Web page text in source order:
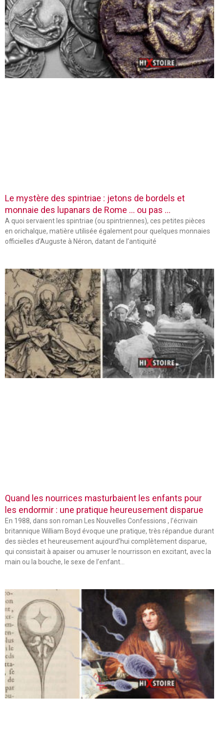
Le mystère des spintriae : jetons de bordels et
monnaie des lupanars de Rome … ou pas …
A quoi servaient les spintriae (ou spintriennes), ces petites pièces
en orichalque, matière utilisée également pour quelques monnaies
officielles d’Auguste à Néron, datant de l’antiquité
Quand les nourrices masturbaient les enfants pour
les endormir : une pratique heureusement disparue
En 1988, dans son roman Les Nouvelles Confessions , l’écrivain
britannique William Boyd évoque une pratique, très répandue durant
des siècles et heureusement aujourd’hui complètement disparue,
qui consistait à apaiser ou amuser le nourrisson en excitant, avec la
main ou la bouche, le sexe de l’enfant…